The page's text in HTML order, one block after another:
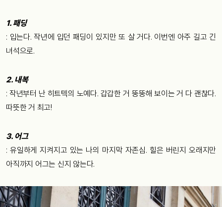
1. 패딩
: 입는다. 작년에 입던 패딩이 있지만 또 살 거다. 이번엔 아주 길고 긴
녀석으로.
2. 내복
: 작년부터 난 히트텍의 노예다. 갑갑한 거 뚱뚱해 보이는 거 다 괜찮다.
따뜻한 거 최고!
3. 어그
: 유일하게 지켜지고 있는 나의 마지막 자존심. 힐은 버린지 오래지만
아직까지 어그는 신지 않는다.